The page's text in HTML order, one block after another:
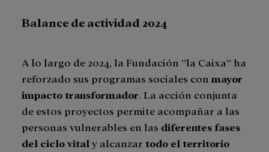
Balance de actividad 2024
A lo largo de 2024, la Fundación ”la Caixa” ha
reforzado sus programas sociales con mayor
impacto transformador . La acción conjunta
de estos proyectos permite acompañar a las
personas vulnerables en las diferentes fases
del ciclo vital y alcanzar todo el territorio